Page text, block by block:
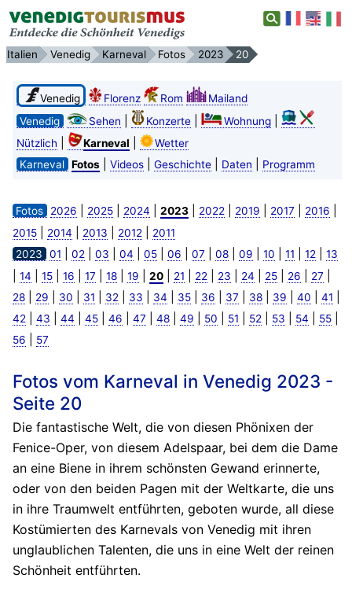
Italien Venedig Karneval Fotos 2023 20
Venedig Florenz Rom
Mailand
Venedig
Sehen Konzerte| Wohnung|
Nützlich Karneval
Wetter
Karneval Fotos| Videos| Geschichte| Daten Programm
Fotos 2026 2025| 2024 2023| 2022 2019 2017 2016
2015| 2014 2013 2012
2011
2023
01 02 03 04 05| 06 07 08| 09 10 11 12 13
14 15| 16 17 18| 19 20| 21 22 23 24 25| 26 27
28| 29 30 31 32 33 34 35| 36 37 38| 39 40 41
42 43 44 45| 46 47 48| 49 50 51 52 53 54 55|
56 57
Fotos vom Karneval in Venedig 2023 -
Seite 20
Die fantastische Welt, die von diesen Phönixen der
Fenice-Oper, von diesem Adelspaar, bei dem die Dame
an eine Biene in ihrem schönsten Gewand erinnerte,
oder von den beiden Pagen mit der Weltkarte, die uns
in ihre Traumwelt entführten, geboten wurde, all diese
Kostümierten des Karnevals von Venedig mit ihren
unglaublichen Talenten, die uns in eine Welt der reinen
Schönheit entführten.